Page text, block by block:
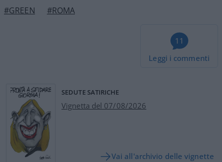
#GREEN #ROMA
11
Leggi i commenti
SEDUTE SATIRICHE
Vignetta del 07/08/2026
Vai all'archivio delle vignette